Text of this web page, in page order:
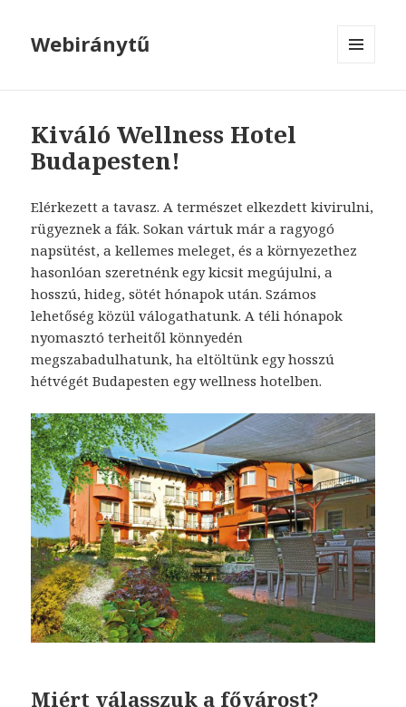
Webiránytű
Kiváló Wellness Hotel
Budapesten!
Elérkezett a tavasz. A természet elkezdett kivirulni,
rügyeznek a fák. Sokan vártuk már a ragyogó
napsütést, a kellemes meleget, és a környezethez
hasonlóan szeretnénk egy kicsit megújulni, a
hosszú, hideg, sötét hónapok után. Számos
lehetőség közül válogathatunk. A téli hónapok
nyomasztó terheitől könnyedén
megszabadulhatunk, ha eltöltünk egy hosszú
hétvégét Budapesten egy wellness hotelben.
Miért válasszuk a fővárost?